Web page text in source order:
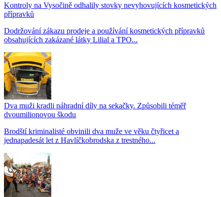
Kontroly na Vysočině odhalily stovky nevyhovujících kosmetických
přípravků
Dodržování zákazu prodeje a používání kosmetických přípravků
obsahujících zakázané látky Lilial a TPO...
Dva muži kradli náhradní díly na sekačky. Způsobili téměř
dvoumilionovou škodu
Brodští kriminalisté obvinili dva muže ve věku čtyřicet a
jednapadesát let z Havlíčkobrodska z trestného...